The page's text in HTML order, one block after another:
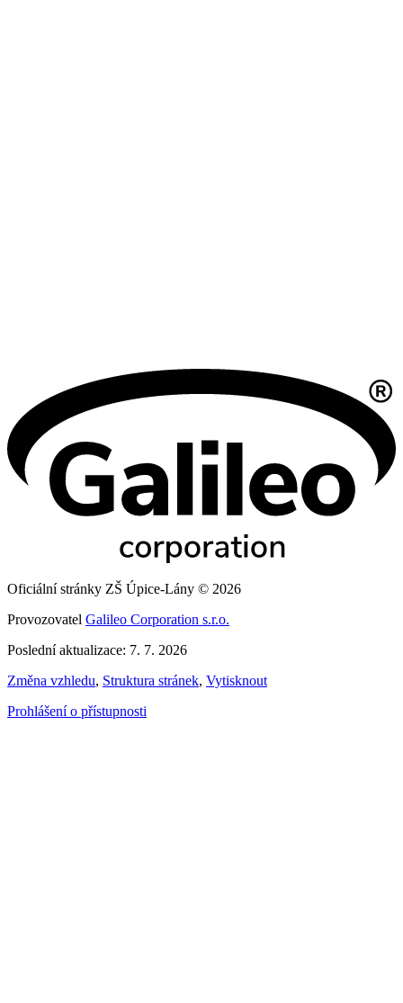
Oficiální stránky ZŠ Úpice-Lány © 2026
Provozovatel Galileo Corporation s.r.o.
Poslední aktualizace: 7. 7. 2026
Změna vzhledu, Struktura stránek, Vytisknout
Prohlášení o přístupnosti